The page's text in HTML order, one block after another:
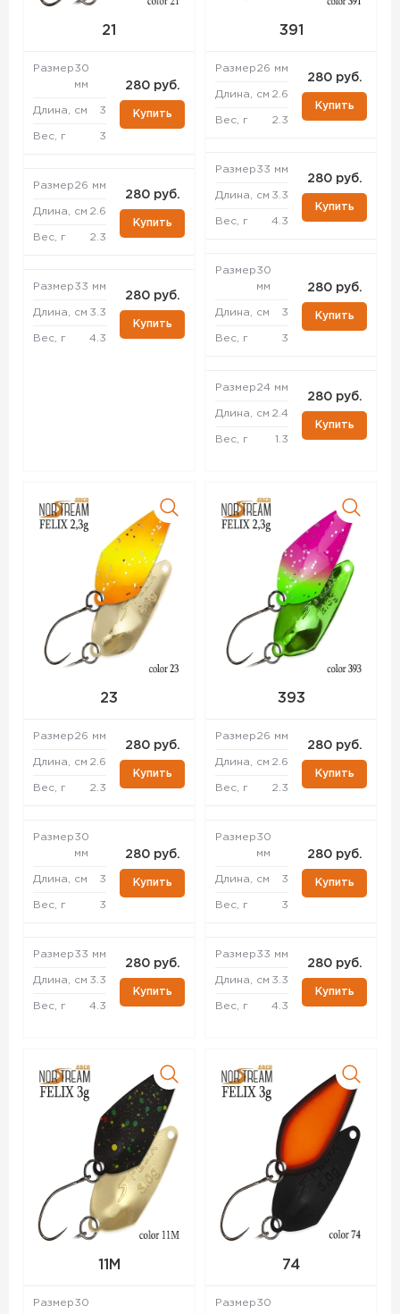
21
Размер30
мм
Длина, см 3
Вес, г 3
280 руб.
Купить
Размер26 мм
Длина, см 2.6
Вес, г 2.3
280 руб.
Купить
Размер33 мм
Длина, см 3.3
Вес, г 4.3
280 руб.
Купить
391
Размер26 мм
Длина, см 2.6
Вес, г 2.3
280 руб.
Купить
Размер33 мм
Длина, см 3.3
Вес, г 4.3
280 руб.
Купить
Размер30
мм
Длина, см 3
Вес, г 3
280 руб.
Купить
Размер24 мм
Длина, см 2.4
Вес, г 1.3
280 руб.
Купить
23
Размер26 мм
Длина, см 2.6
Вес, г 2.3
280 руб.
Купить
Размер30
мм
Длина, см 3
Вес, г 3
280 руб.
Купить
Размер33 мм
Длина, см 3.3
Вес, г 4.3
280 руб.
Купить
393
Размер26 мм
Длина, см 2.6
Вес, г 2.3
280 руб.
Купить
Размер30
мм
Длина, см 3
Вес, г 3
280 руб.
Купить
Размер33 мм
Длина, см 3.3
Вес, г 4.3
280 руб.
Купить
11M
Размер30
74
Размер30